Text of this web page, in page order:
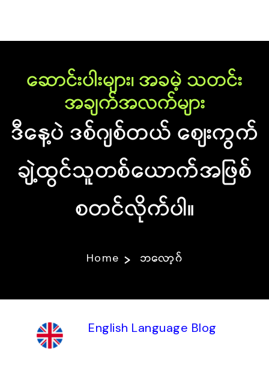
ဆောင်းပါးများ၊ အခမဲ့ သတင်း
အချက်အလက်များ
ဒီနေ့ပဲ ဒစ်ဂျစ်တယ် စျေးကွက်
ချဲ့ထွင်သူတစ်ယောက်အဖြစ်
စတင်လိုက်ပါ။
Home ဘလော့ဂ်
English Language Blog